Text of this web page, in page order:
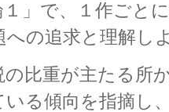
」で、１作ごと
の追求と理解し
の比重が主たる所
る傾向を指摘し